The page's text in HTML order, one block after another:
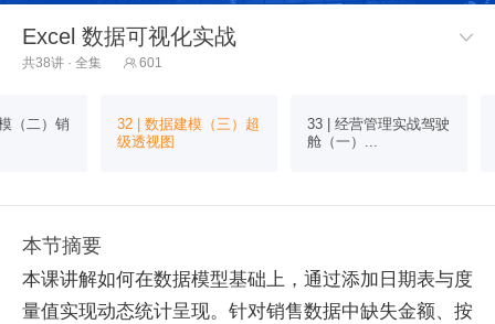
Excel 数据可视化实战 
共38讲 · 全集  601
（二）销
32 | 数据建模（三）超
级透视图
33 | 经营管理实战驾驶
舱（一）...
本节摘要
本课讲解如何在数据模型基础上，通过添加日期表与度
量值实现动态统计呈现。针对销售数据中缺失金额、按